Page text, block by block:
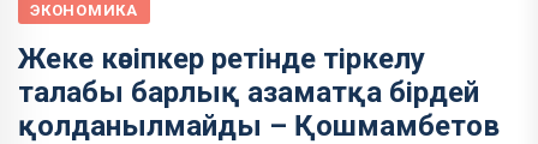
ЭКОНОМИКА
Жеке кәсіпкер ретінде тіркелу
талабы барлық азаматқа бірдей
қолданылмайды – Қошмамбетов